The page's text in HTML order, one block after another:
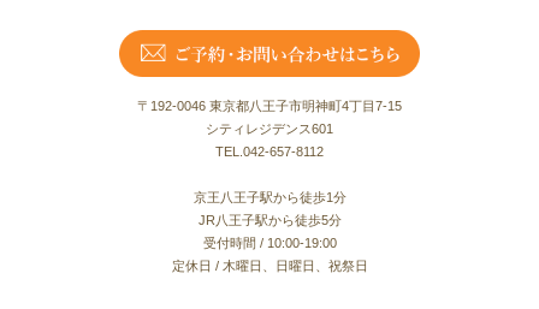
〒192-0046 東京都八王子市明神町4丁目7-15
シティレジデンス601
TEL.042-657-8112
京王八王子駅から徒歩1分
JR八王子駅から徒歩5分
受付時間 / 10:00-19:00
定休日 / 木曜日、日曜日、祝祭日